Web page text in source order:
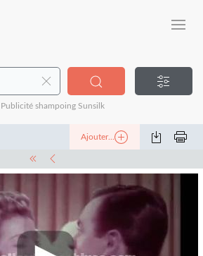
shampoing Sunsilk
Ajouter...